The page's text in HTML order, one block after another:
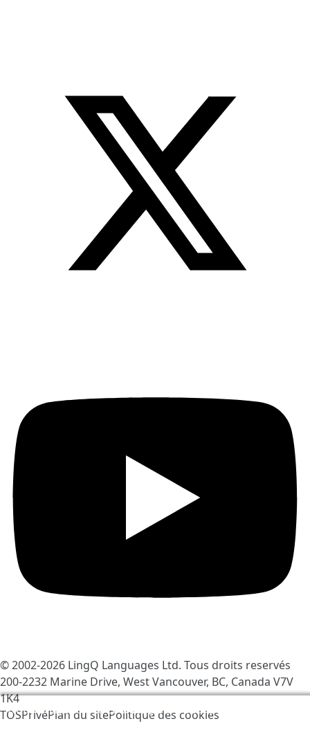
Nous utilisons des cookies pour rendre LingQ meilleur.
En visitant le site vous acceptez nos
© 2002-2026 LingQ Languages Ltd. Tous droits reservés
200-2232 Marine Drive, West Vancouver, BC, Canada V7V
1K4
TOSPrivéPlan du sitePolitique des cookies